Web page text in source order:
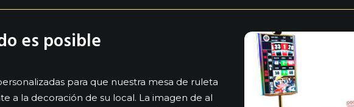
es posible
para que nuestra mesa de ruleta
a la decoración de su local. La imagen de al